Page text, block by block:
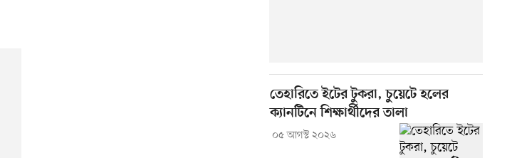
তেহারিতে ইটের টুকরা, চুয়েটে হলের
ক্যানটিনে শিক্ষার্থীদের তালা
০৫ আগস্ট ২০২৬